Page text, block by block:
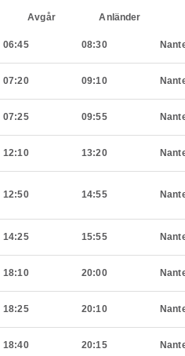
Avgår Anländer
06:45 08:30
07:20 09:10
07:25 09:55
12:10 13:20
12:50 14:55
14:25 15:55
18:10 20:00
18:25 20:10
18:40 20:15